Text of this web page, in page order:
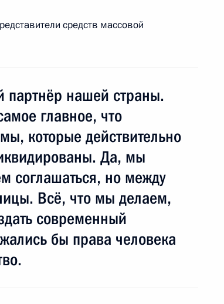
для
средств массовой
нашей страны.
главное, что
которые действительно
Да, мы
соглашаться, но между
Всё, что мы делаем,
современный
бы права человека